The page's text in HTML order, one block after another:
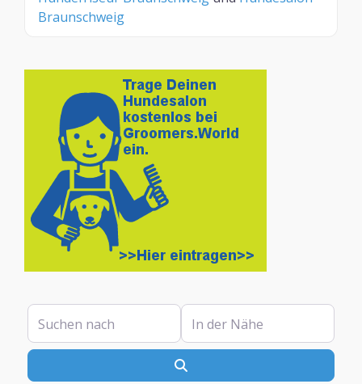
Braunschweig
Suchen nach In der Nähe